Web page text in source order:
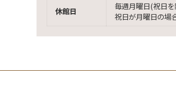
休館日
毎週月曜日(祝日
祝日が月曜日の場